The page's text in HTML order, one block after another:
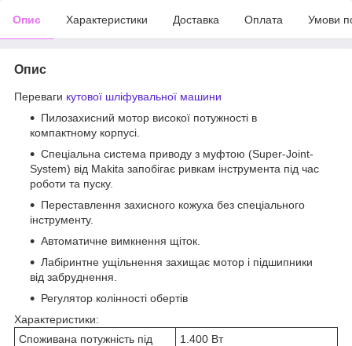
Опис Характеристики Доставка Оплата Умови
Опис
Переваги кутової шліфувальної машини
Пилозахисний мотор високої потужності в
компактному корпусі.
Спеціальна система приводу з муфтою (Super-Joint-
System) від Makita запобігає ривкам інструмента під час
роботи та пуску.
Переставлення захисного кожуха без спеціального
інструменту.
Автоматичне вимкнення щіток.
Лабіринтне ущільнення захищає мотор і підшипники
від забруднення.
Регулятор колінності обертів
Характеристики:
Споживана потужність під
1.400 Вт